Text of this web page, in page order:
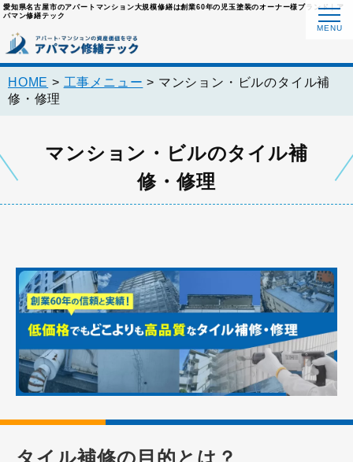
愛知県名古屋市のアパートマンション大規模修繕は創業60年の児玉塗装のオーナー様ブランド｜ア
パマン修繕テック
HOME > 工事メニュー > マンション・ビルのタイル補
修・修理
マンション・ビルのタイル補
修・修理